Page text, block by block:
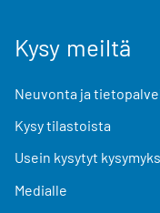
Kysy meiltä
Neuvonta ja
Kysy tilastoista
Usein kysytyt
Medialle